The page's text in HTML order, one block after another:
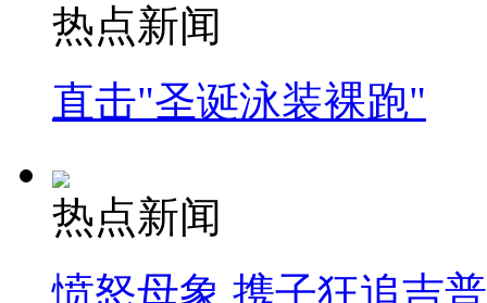
热点新闻
直击"圣诞泳装裸跑"
热点新闻
愤怒母象 携子狂追吉